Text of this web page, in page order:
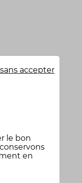
le bon
en
accepter